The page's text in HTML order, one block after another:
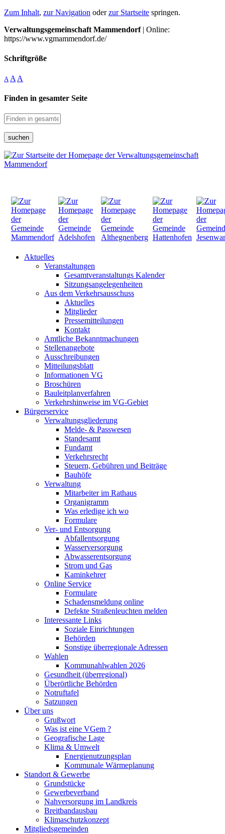
Zum Inhalt, zur Navigation oderzur Startseite springen.
Verwaltungsgemeinschaft Mammendorf| Online:
https://www.vgmammendorf.de/
Schriftgröße
A A A
Finden in gesamter Seite
suchen
Aktuelles
Veranstaltungen
Gesamtveranstaltungs Kalender
Sitzungsangelegenheiten
Aus dem Verkehrsausschuss
Aktuelles
Mitglieder
Pressemitteilungen
Kontakt
Amtliche Bekanntmachungen
Stellenangebote
Ausschreibungen
Mitteilungsblatt
Informationen VG
Broschüren
Bauleitplanverfahren
Verkehrshinweise im VG-Gebiet
Bürgerservice
Verwaltungsgliederung
Melde- & Passwesen
Standesamt
Fundamt
Verkehrsrecht
Steuern, Gebühren und Beiträge
Bauhöfe
Verwaltung
Mitarbeiter im Rathaus
Organigramm
Was erledige ich wo
Formulare
Ver- und Entsorgung
Abfallentsorgung
Wasserversorgung
Abwasserentsorgung
Strom und Gas
Kaminkehrer
Online Service
Formulare
Schadensmeldung online
Defekte Straßenleuchten melden
Interessante Links
Soziale Einrichtungen
Behörden
Sonstige überregionale Adressen
Wahlen
Kommunahlwahlen 2026
Gesundheit (überregional)
Überörtliche Behörden
Notruftafel
Satzungen
Über uns
Grußwort
Was ist eine VGem ?
Geografische Lage
Klima & Umwelt
Energienutzungsplan
Kommunale Wärmeplanung
Standort & Gewerbe
Grundstücke
Gewerbeverband
Nahversorgung im Landkreis
Breitbandausbau
Klimaschutzkonzept
Mitgliedsgemeinden